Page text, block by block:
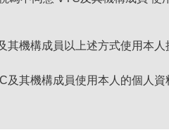
其機構成員以上述方式使用本
及其機構成員使用本人的個人